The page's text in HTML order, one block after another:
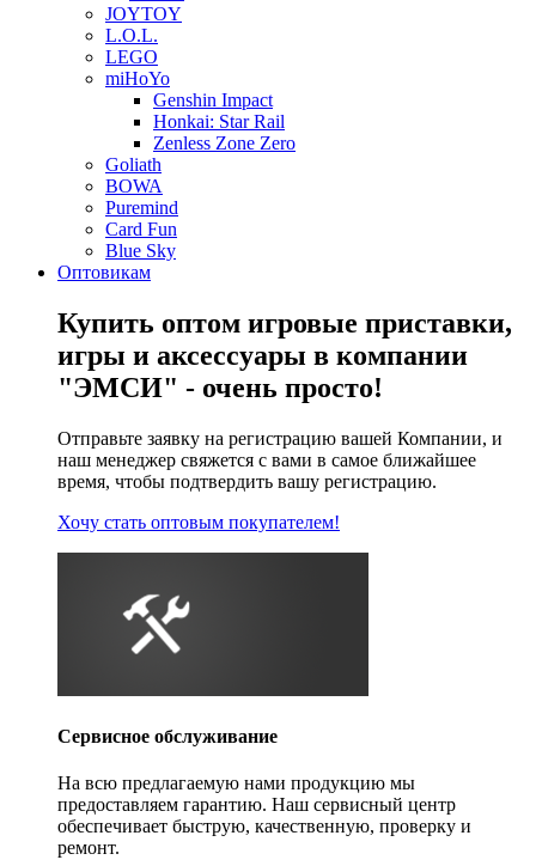
JOYTOY
L.O.L.
LEGO
miHoYo
Genshin Impact
Honkai: Star Rail
Zenless Zone Zero
Goliath
BOWA
Puremind
Card Fun
Blue Sky
Оптовикам
Купить оптом игровые приставки,
игры и аксессуары в компании
"ЭМСИ" - очень просто!
Отправьте заявку на регистрацию вашей Компании, и
наш менеджер свяжется с вами в самое ближайшее
время, чтобы подтвердить вашу регистрацию.
Хочу стать оптовым покупателем!
Сервисное обслуживание
На всю предлагаемую нами продукцию мы
предоставляем гарантию. Наш сервисный центр
обеспечивает быструю, качественную, проверку и
ремонт.